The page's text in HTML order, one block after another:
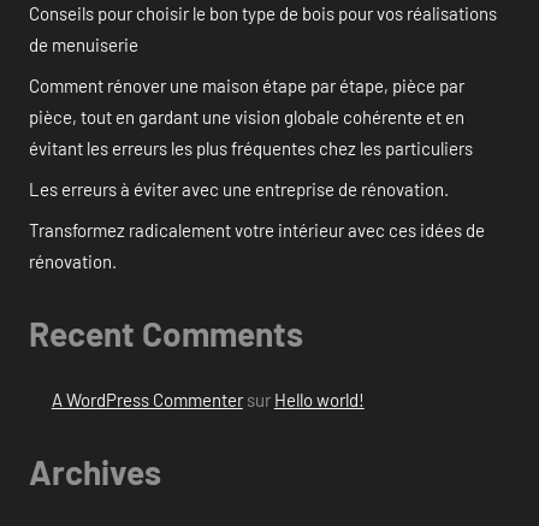
Conseils pour choisir le bon type de bois pour vos réalisations
de menuiserie
Comment rénover une maison étape par étape, pièce par
pièce, tout en gardant une vision globale cohérente et en
évitant les erreurs les plus fréquentes chez les particuliers
Les erreurs à éviter avec une entreprise de rénovation.
Transformez radicalement votre intérieur avec ces idées de
rénovation.
Recent Comments
A WordPress Commentersur Hello world!
Archives